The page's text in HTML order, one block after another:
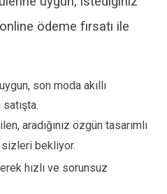
ödeme fırsatı ile
son moda akıllı
aradığınız özgün tasarımlı
sizleri bekliyor.
hızlı ve sorunsuz